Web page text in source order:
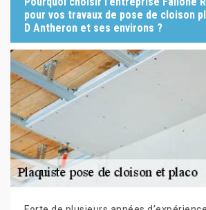
pour vos travaux de pose de cloison
D Antheron et ses environs ?